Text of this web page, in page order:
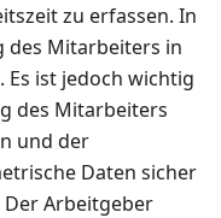
zu erfassen. In
des Mitarbeiters in
ist jedoch wichtig
des Mitarbeiters
und der
Daten sicher
Arbeitgeber